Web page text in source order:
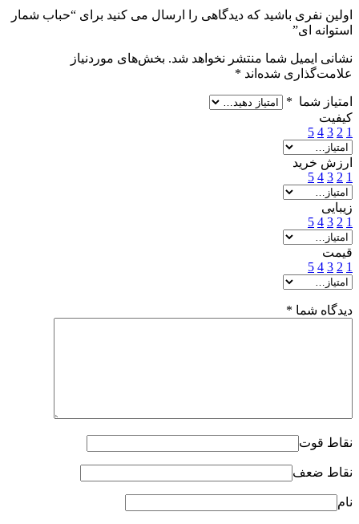
اولین نفری باشید که دیدگاهی را ارسال می کنید برای “حباب شمار
استوانه ای”
نشانی ایمیل شما منتشر نخواهد شد. بخش‌های موردنیاز
علامت‌گذاری شده‌اند *
امتیاز شما *
کیفیت
1
2
3
4
5
ارزش خرید
1
2
3
4
5
زیبایی
1
2
3
4
5
قیمت
1
2
3
4
5
دیدگاه شما *
نقاط قوت
نقاط ضعف
نام